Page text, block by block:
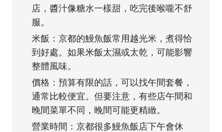
店，醬汁像糖水一樣甜，吃完後喉嚨不舒
服。
米飯：京都的鰻魚飯常用越光米，煮得恰
到好處。如果米飯太濕或太乾，可能影響
整體風味。
價格：預算有限的話，可以找午間套餐，
通常比較便宜。但要注意，有些店午間和
晚間菜單不同，晚間可能更精緻。
營業時間：京都很多鰻魚飯店下午會休